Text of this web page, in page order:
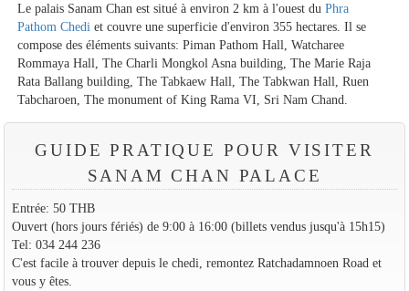
Le palais Sanam Chan est situé à environ 2 km à l'ouest duPhra
Pathom Chedi et couvre une superficie d'environ 355 hectares. Il se
compose des éléments suivants: Piman Pathom Hall, Watcharee
Rommaya Hall, The Charli Mongkol Asna building, The Marie Raja
Rata Ballang building, The Tabkaew Hall, The Tabkwan Hall, Ruen
Tabcharoen, The monument of King Rama VI, Sri Nam Chand.
GUIDE PRATIQUE POUR VISITER
SANAM CHAN PALACE
Entrée: 50 THB
Ouvert (hors jours fériés) de 9:00 à 16:00 (billets vendus jusqu'à 15h15)
Tel: 034 244 236
C'est facile à trouver depuis le chedi, remontez Ratchadamnoen Road et
vous y êtes.